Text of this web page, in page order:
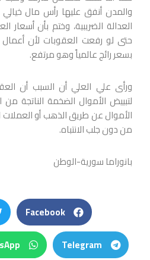
والمدن أنفق عليها رأس مال
العدالة الضريبية، وختم بأن أسعار
حتى لو رفعت العقوبات لأن
بسعر رائج عالمياً وهو مرتفع.
ورأى علي العلي أن السبب أن
لتبييض الأموال الضخمة الناتجة
الأموال عن طريق الذهب أو العملات
من دون جلب الانتباه.
بانوراما سورية-الوطن
Facebook
Telegram